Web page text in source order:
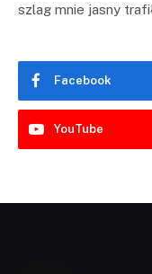
szlag mnie jasny
Facebook
YouTube